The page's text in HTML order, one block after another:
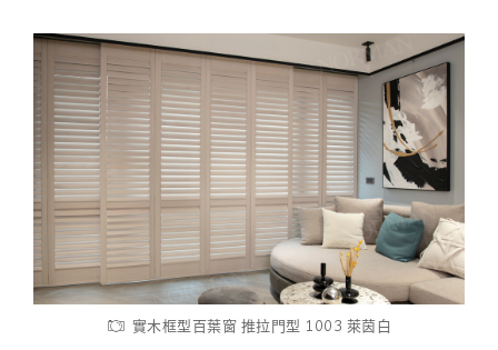
實木框型百葉窗 推拉門型 1003 萊茵白